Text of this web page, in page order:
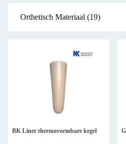
Orthetisch Materiaal (19)
BK Liner thermovormbare kegel